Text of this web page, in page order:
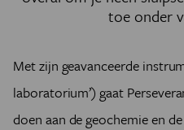
toe onder
Met zijn geavanceerde
laboratorium’) gaat
doen aan de geochemie en